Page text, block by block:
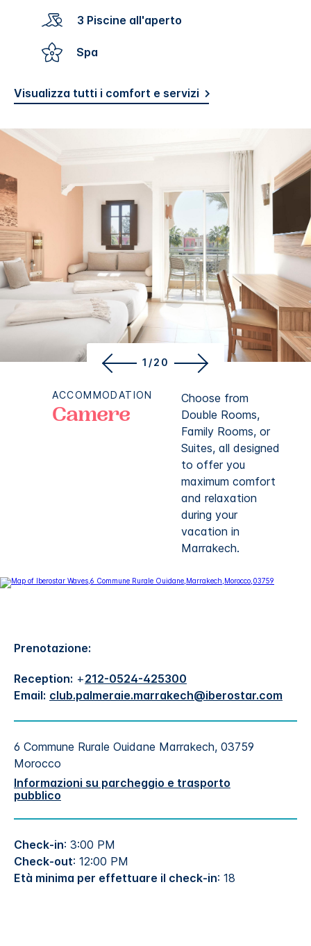
3 Piscine all'aperto
Spa
Visualizza tutti i comfort e servizi
1/20
ACCOMMODATION
Camere
Choose from
Double Rooms,
Family Rooms, or
Suites, all designed
to offer you
maximum comfort
and relaxation
during your
vacation in
Marrakech.
Prenotazione:
Reception: +212-0524-425300
Email: club.palmeraie.marrakech@iberostar.com
6 Commune Rurale Ouidane Marrakech, 03759
Morocco
Informazioni su parcheggio e trasporto
pubblico
Check-in: 3:00 PM
Check-out: 12:00 PM
Età minima per effettuare il check-in: 18